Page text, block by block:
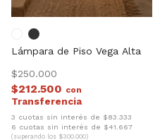
Lámpara de Piso Vega Alta
$250.000
$212.500 con
3 cuotas sin interés de $83.333
6 cuotas sin interés de $41.667
(superando los $300.000)